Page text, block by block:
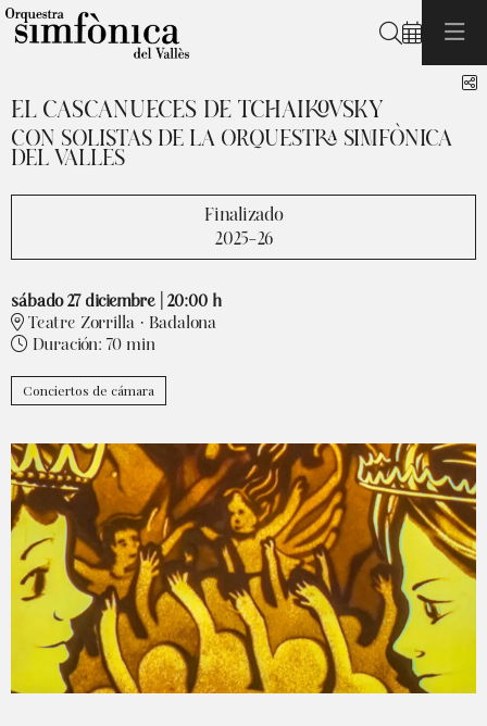
Buscar
EL CASCANUECES DE TCHAIKOVSKY
CON SOLISTAS DE LA ORQUESTRA SIMFÒNICA
DEL VALLÈS
Finalizado
2025-26
sábado 27 diciembre
20:00 h
Teatre Zorrilla · Badalona
Duración: 70 min
Conciertos de cámara